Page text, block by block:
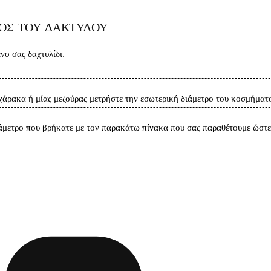
ΤΟΥ ΔΑΚΤΥΛΟΥ
σας δαχτυλίδι.
ή μίας μεζούρας μετρήστε την εσωτερική διάμετρο του
που βρήκατε με τον παρακάτω πίνακα που σας παραθέτουμε